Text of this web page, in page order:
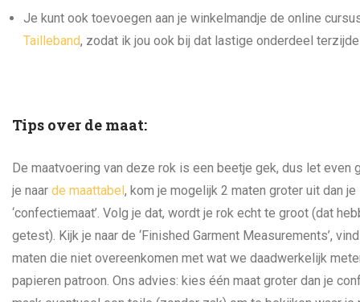
Je kunt ook toevoegen aan je winkelmandje de online
Tailleband, zodat ik jou ook bij dat lastige onderdeel
Tips over de maat:
De maatvoering van deze rok is een beetje gek, dus let even
je naar de maattabel, kom je mogelijk 2 maten groter uit dan je
‘confectiemaat’. Volg je dat, wordt je rok echt te groot (dat
getest). Kijk je naar de ‘Finished Garment Measurements’,
maten die niet overeenkomen met wat we daadwerkelijk
papieren patroon. Ons advies: kies één maat groter dan je